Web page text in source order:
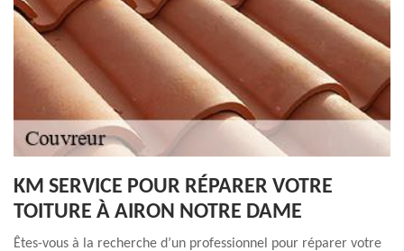
KM SERVICE POUR RÉPARER VOTRE
TOITURE À AIRON NOTRE DAME
Êtes-vous à la recherche d’un professionnel pour réparer votre